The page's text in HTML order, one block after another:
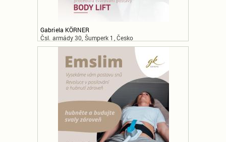
Gabriela KÖRNER
Čsl. armády 30, Šumperk 1, Česko